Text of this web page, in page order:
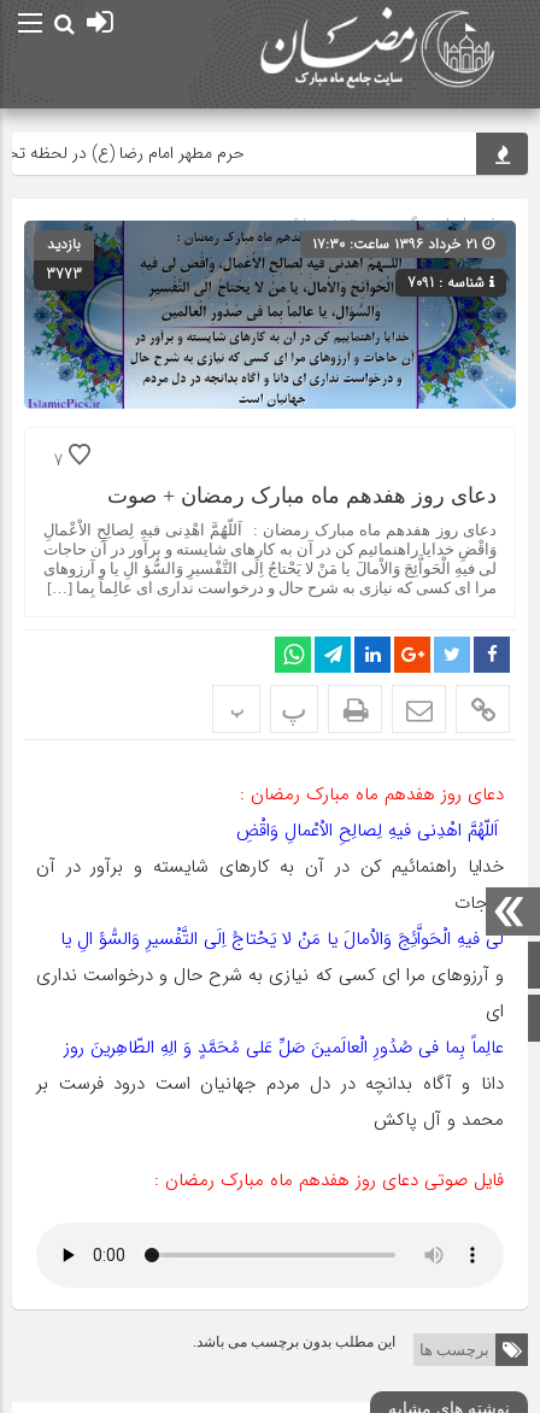
صفحه اصلی
اینستاگرام
حرم مطهر امام رضا (ع) در لحظه
صفحه اصلی» گروه » دسته‌بندی نشده
شناسه : 7091
بازدید
3773
7
دعای روز هفدهم ماه مبارک رمضان + صوت
دعای روز هفدهم ماه مبارک رمضان : اَللّهُمَّ اهْدِنى فیهِ لِصالِحِ الاْعْمالِ
وَاقْضِ خدایا راهنمائیم کن در آن به کارهاى شایسته و برآور در آن حاجات
لى فیهِ الْحَواَّئِجَ وَالاْمالَ یا مَنْ لا یَحْتاجُ اِلَى التَّفْسیرِ وَالسُّؤ الِ یا و آرزوهاى
مرا اى کسى که نیازى به شرح حال و درخواست ندارى اى عالِماً بِما […]
پ پ
دعای روز هفدهم ماه مبارک رمضان :
اَللّهُمَّ اهْدِنى فیهِ لِصالِحِ الاْعْمالِ وَاقْضِ
خدایا راهنمائیم کن در آن به کارهاى شایسته و برآور در آن
حاجات
لى فیهِ الْحَواَّئِجَ وَالاْمالَ یا مَنْ لا یَحْتاجُ اِلَى التَّفْسیرِ وَالسُّؤ الِ یا
و آرزوهاى مرا اى کسى که نیازى به شرح حال و درخواست ندارى
اى
عالِماً بِما فى صُدُورِ الْعالَمینَ صَلِّ عَلى مُحَمَّدٍ وَ الِهِ الطّاهِرینَ روز
دانا و آگاه بدانچه در دل مردم جهانیان است درود فرست بر
محمد و آل پاکش
فایل صوتی دعای روز هفدهم ماه مبارک رمضان :
برچسب ها این مطلب بدون برچسب می باشد.
نوشته های مشابه